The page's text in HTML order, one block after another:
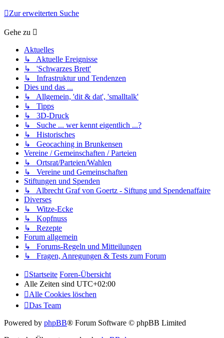
Zur erweiterten Suche
Gehe zu
Aktuelles
↳ Aktuelle Ereignisse
↳ 'Schwarzes Brett'
↳ Infrastruktur und Tendenzen
Dies und das ...
↳ Allgemein, 'dit & dat', 'smalltalk'
↳ Tipps
↳ 3D-Druck
↳ Suche ... wer kennt eigentlich ...?
↳ Historisches
↳ Geocaching in Brunkensen
Vereine / Gemeinschaften / Parteien
↳ Ortsrat/Parteien/Wahlen
↳ Vereine und Gemeinschaften
Stiftungen und Spenden
↳ Albrecht Graf von Goertz - Siftung und Spendenaffaire
Diverses
↳ Witze-Ecke
↳ Kopfnuss
↳ Rezepte
Forum allgemein
↳ Forums-Regeln und Mitteilungen
↳ Fragen, Anregungen & Tests zum Forum
Startseite Foren-Übersicht
Alle Zeiten sind UTC+02:00
Alle Cookies löschen
Das Team
Powered by phpBB® Forum Software © phpBB Limited